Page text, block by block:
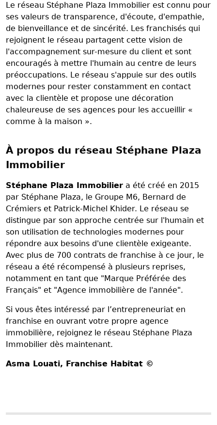
Le réseau Stéphane Plaza Immobilier est connu pour
ses valeurs de transparence, d'écoute, d'empathie,
de bienveillance et de sincérité. Les franchisés qui
rejoignent le réseau partagent cette vision de
l'accompagnement sur-mesure du client et sont
encouragés à mettre l'humain au centre de leurs
préoccupations. Le réseau s'appuie sur des outils
modernes pour rester constamment en contact
avec la clientèle et propose une décoration
chaleureuse de ses agences pour les accueillir «
comme à la maison ».
À propos du réseau Stéphane Plaza
Immobilier
Stéphane Plaza Immobilier a été créé en 2015
par Stéphane Plaza, le Groupe M6, Bernard de
Crémiers et Patrick-Michel Khider. Le réseau se
distingue par son approche centrée sur l'humain et
son utilisation de technologies modernes pour
répondre aux besoins d'une clientèle exigeante.
Avec plus de 700 contrats de franchise à ce jour, le
réseau a été récompensé à plusieurs reprises,
notamment en tant que "Marque Préférée des
Français" et "Agence immobilière de l'année".
Si vous êtes intéressé par l’entrepreneuriat en
franchise en ouvrant votre propre agence
immobilière, rejoignez le réseau Stéphane Plaza
Immobilier dès maintenant.
Asma Louati, Franchise Habitat ©